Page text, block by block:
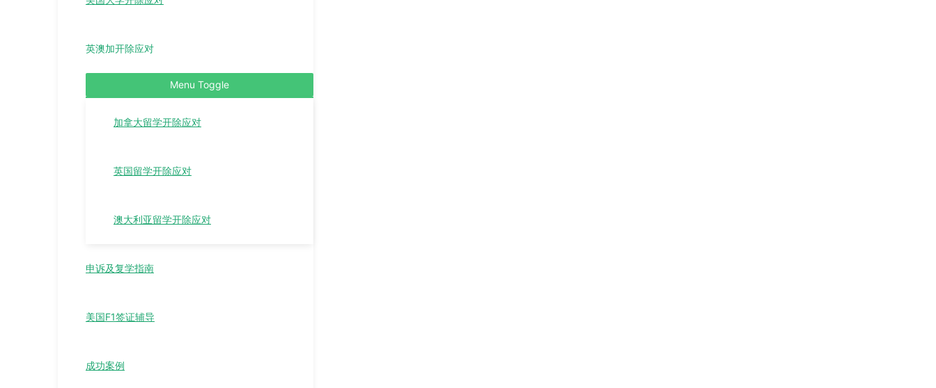
英澳加开除应对
Menu Toggle
加拿大留学开除应对
英国留学开除应对
澳大利亚留学开除应对
申诉及复学指南
美国F1签证辅导
成功案例